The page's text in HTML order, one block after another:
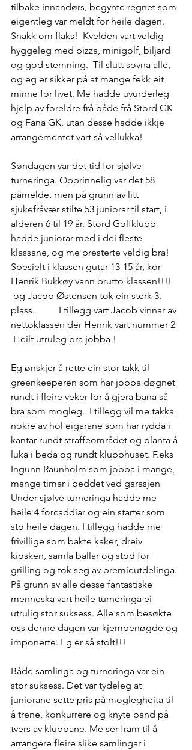
tilbake innandørs, begynte regnet som
eigentleg var meldt for heile dagen.
Snakk om flaks!  Kvelden vart veldig
hyggeleg med pizza, minigolf, biljard
og god stemning.  Til slutt sovna alle,
og eg er sikker på at mange fekk eit
minne for livet. Me hadde uvurderleg
hjelp av foreldre frå både frå Stord GK
og Fana GK, utan desse hadde ikkje
arrangementet vart så vellukka!
Søndagen var det tid for sjølve
turneringa. Opprinnelig var det 58
påmelde, men på grunn av litt
sjukefråvær stilte 53 juniorar til start, i
alderen 6 til 19 år. Stord Golfklubb
hadde juniorar med i dei fleste
klassane, og me presterte veldig bra!
Spesielt i klassen gutar 13-15 år, kor
Henrik Bukkøy vann brutto klassen!!!!
og Jacob Østensen tok ein sterk 3.
plass.          I tillegg vart Jacob vinnar av
nettoklassen der Henrik vart nummer 2
Heilt utruleg bra jobba !
Eg ønskjer å rette ein stor takk til
greenkeeperen som har jobba døgnet
rundt i fleire veker for å gjera bana så
bra som mogleg.  I tillegg vil me takka
nokre av hol eigarane som har rydda i
kantar rundt straffeområdet og planta å
luka i beda og rundt klubbhuset. F.eks
Ingunn Raunholm som jobba i mange,
mange timar i beddet ved garasjen
Under sjølve turneringa hadde me
heile 4 forcaddiar og ein starter som
sto heile dagen. I tillegg hadde me
frivillige som bakte kaker, dreiv
kiosken, samla ballar og stod for
grilling og tok seg av premieutdelinga.
På grunn av alle desse fantastiske
menneska vart heile turneringa ei
utrulig stor suksess. Alle som besøkte
oss denne dagen var kjempenøgde og
imponerte. Eg er så stolt!!!
Både samlinga og turneringa var ein
stor suksess. Det var tydeleg at
juniorane sette pris på moglegheita til
å trene, konkurrere og knyte band på
tvers av klubbane. Me ser fram til å
arrangere fleire slike samlingar i